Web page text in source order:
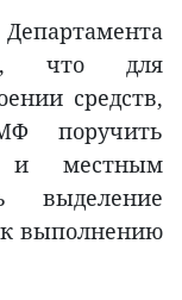
что для
средств,
поручить
и местным
выделение
к выполнению